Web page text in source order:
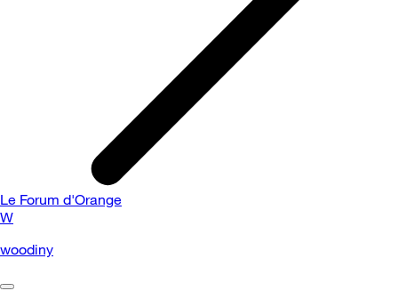
Le Forum d'Orange
W
woodiny